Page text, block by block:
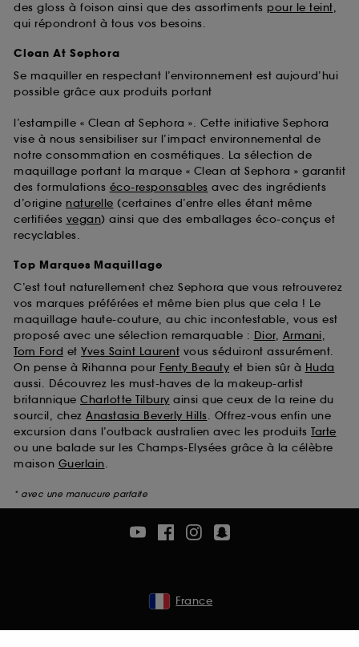
des gloss à foison ainsi que des assortiments pour le teint,
qui répondront à tous vos besoins.
Clean At Sephora
Se maquiller en respectant l’environnement est aujourd’hui
possible grâce aux produits portant
l’estampille « Clean at Sephora ». Cette initiative Sephora
vise à nous sensibiliser sur l’impact environnemental de
notre consommation en cosmétiques. La sélection de
maquillage portant la marque « Clean at Sephora » garantit
des formulations éco-responsables avec des ingrédients
d’origine naturelle (certaines d’entre elles étant même
certifiées vegan) ainsi que des emballages éco-conçus et
recyclables.
Top Marques Maquillage
C’est tout naturellement chez Sephora que vous retrouverez
vos marques préférées et même bien plus que cela ! Le
maquillage haute-couture, au chic incontestable, vous est
proposé avec une sélection remarquable : Dior, Armani,
Tom Ford et Yves Saint Laurent vous séduiront assurément.
On pense à Rihanna pour Fenty Beauty et bien sûr à Huda
aussi. Découvrez les must-haves de la makeup-artist
britannique Charlotte Tilbury ainsi que ceux de la reine du
sourcil, chez Anastasia Beverly Hills. Offrez-vous enfin une
excursion dans l’outback australien avec les produits Tarte
ou une balade sur les Champs-Elysées grâce à la célèbre
maison Guerlain.
* avec une manucure parfaite
France